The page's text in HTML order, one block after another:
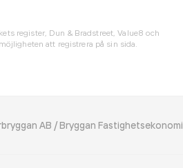
register, Dun & Bradstreet, Value8 och
att registrera på sin sida.
AB / Bryggan Fastighetsekonomi